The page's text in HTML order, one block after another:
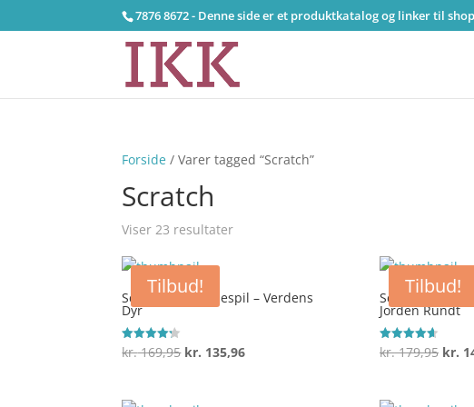
7876 8672 - Denne side er et produktkatalog og linker til
Forside / Varer tagged “Scratch”
Scratch
Viser 23 resultater
Tilbud!
Scratch XXL Puslespil – Verdens
Dyr
Vurderet
4.2
kr.169,95 Den
kr. 135,96Den
Tilbud!
Scratch
Jorden Rundt
Vurderet
4.6
kr.179,95 Den
kr.